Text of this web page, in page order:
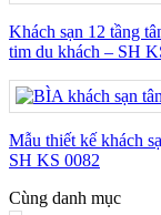
Khách sạn 12 tầng
tim du khách – SH
Mẫu thiết kế khách
SH KS 0082
Cùng danh mục